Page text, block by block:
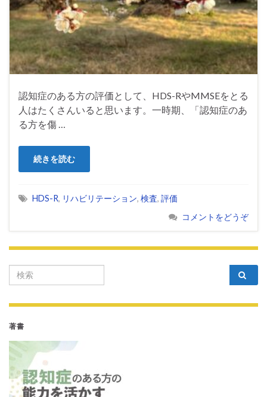
認知症のある方の評価として、HDS-RやMMSEをとる
人はたくさんいると思います。一時期、「認知症のあ
る方を傷 …
続きを読む
HDS-R, リハビリテーション, 検査, 評価
コメントをどうぞ
Search for:
著書